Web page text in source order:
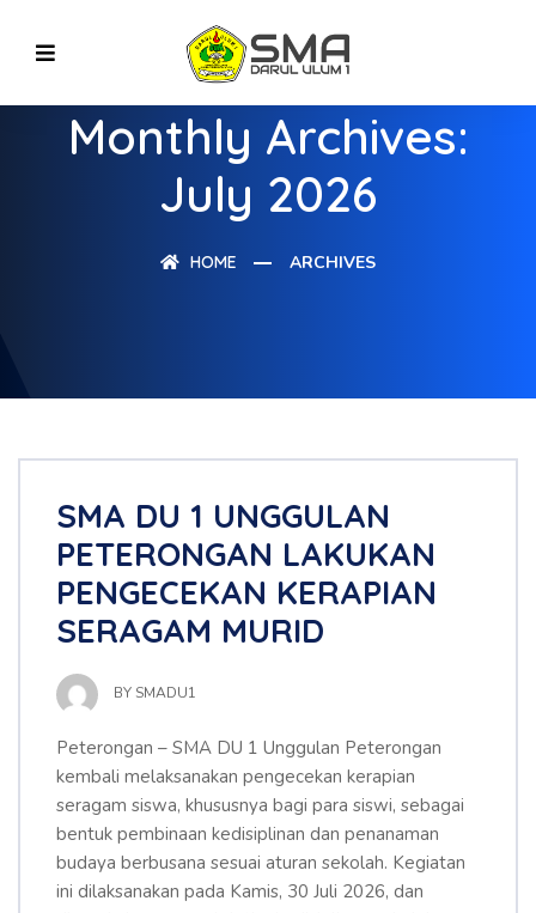
Monthly Archives:
July 2026
HOME ARCHIVES
SMA DU 1 UNGGULAN
PETERONGAN LAKUKAN
PENGECEKAN KERAPIAN
SERAGAM MURID
BY SMADU1
Peterongan – SMA DU 1 Unggulan Peterongan
kembali melaksanakan pengecekan kerapian
seragam siswa, khususnya bagi para siswi, sebagai
bentuk pembinaan kedisiplinan dan penanaman
budaya berbusana sesuai aturan sekolah. Kegiatan
ini dilaksanakan pada Kamis, 30 Juli 2026, dan